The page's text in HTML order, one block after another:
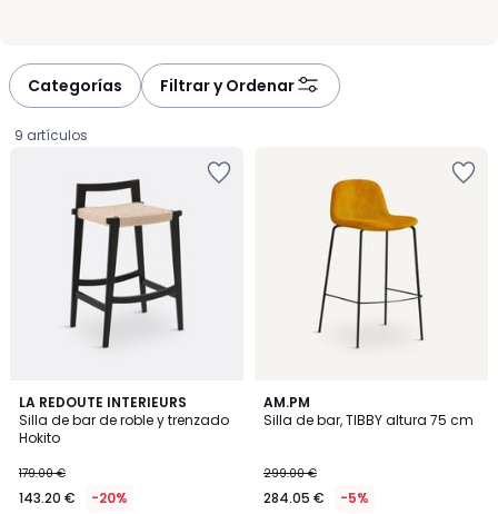
Categorías Filtrar y Ordenar
9 artículos
LA REDOUTE INTERIEURS
Silla de bar de roble y trenzado
Hokito
€
en
179.00 €
143.20 € -20%
4,5
/ 5
AM.PM
Silla de bar, TIBBY altura 75 cm
299.00 €
284.05 € -5%
4,5
/ 5